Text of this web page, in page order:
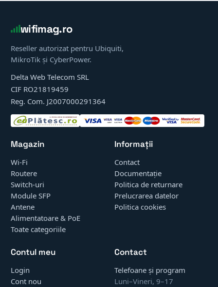
wifimag.ro
Reseller autorizat pentru Ubiquiti,
MikroTik și CyberPower.
Delta Web Telecom SRL
CIF RO21819459
Reg. Com. J2007000291364
Magazin
Wi-Fi
Routere
Switch-uri
Module SFP
Antene
Alimentatoare & PoE
Toate categoriile
Informații
Contact
Documentație
Politica de returnare
Prelucrarea datelor
Politica cookies
Contul meu
Login
Cont nou
Contact
Telefoane și program
Luni–Vineri, 9–17